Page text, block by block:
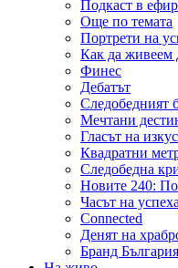
Подкаст в
Още по темата
Портрети на
Как да живеем
Финес
Дебатът
Следобедният
Мечтани
Гласът на
Квадратни
Следобедна
Новите 240:
Часът на успеха
Connected
Денят на
Бранд България